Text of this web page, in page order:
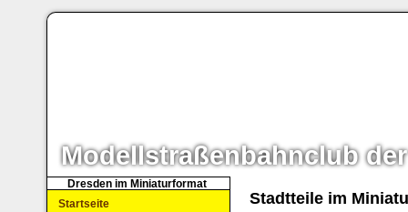
Modellstraßenbahnclub der
Stadtteile im
Dresden im Miniaturformat
Startseite